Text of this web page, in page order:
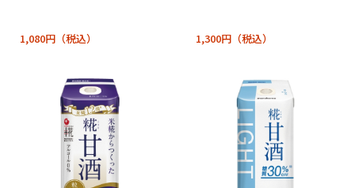
1,080円 1,300円